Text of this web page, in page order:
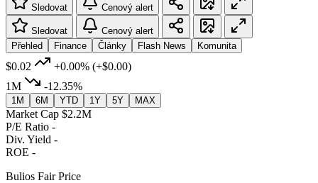
Sledovat Cenový alert
Sledovat
Cenový alert
Přehled
Finance Články Flash News Komunita
$0.02 +0.00% (+$0.00)
1M
-12.35%
1M 6M YTD 1Y 5Y MAX
Market Cap $2.2M
P/E Ratio -
Div. Yield -
ROE -
Bulios Fair Price